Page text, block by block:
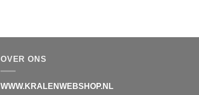
OVER ONS
WWW.KRALENWEBSHOP.NL